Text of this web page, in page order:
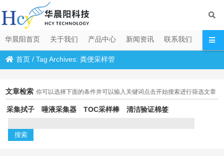
华晨阳首页 关于我们 产品中心 新闻资讯 联系我们
首页 /Tag Archives: 粪便采样管
文章检索 你可以选择下面的条件并可以输入关键词点击开始搜索进行筛选文章
采集拭子 唾液采集器 TOC采样棒 清洁验证棉签